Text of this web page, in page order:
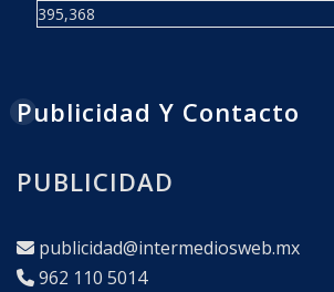
395,368
Publicidad Y Contacto
PUBLICIDAD
publicidad@intermediosweb.mx
962 110 5014